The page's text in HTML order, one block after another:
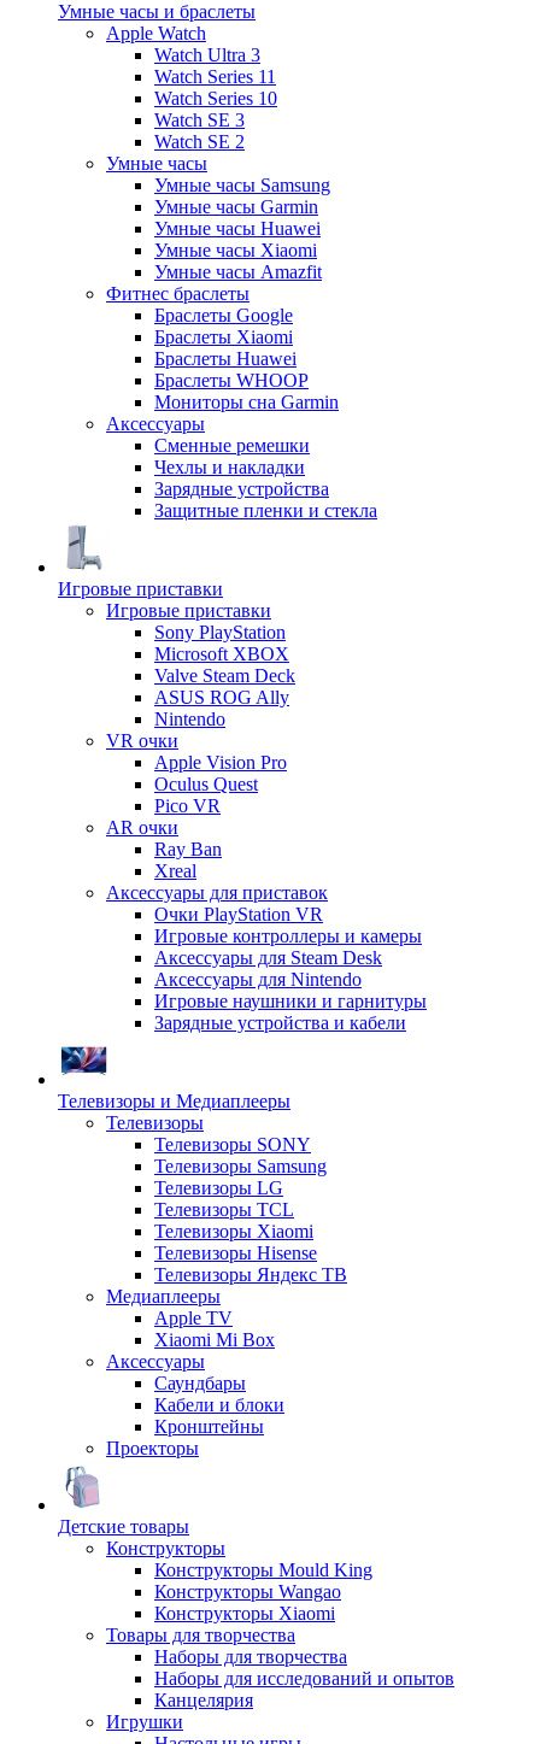
Умные часы и браслеты
Apple Watch
Watch Ultra 3
Watch Series 11
Watch Series 10
Watch SE 3
Watch SE 2
Умные часы
Умные часы Samsung
Умные часы Garmin
Умные часы Huawei
Умные часы Xiaomi
Умные часы Amazfit
Фитнес браслеты
Браслеты Google
Браслеты Xiaomi
Браслеты Huawei
Браслеты WHOOP
Мониторы сна Garmin
Аксессуары
Сменные ремешки
Чехлы и накладки
Зарядные устройства
Защитные пленки и стекла
Игровые приставки
Игровые приставки
Sony PlayStation
Microsoft XBOX
Valve Steam Deck
ASUS ROG Ally
Nintendo
VR очки
Apple Vision Pro
Oculus Quest
Pico VR
AR очки
Ray Ban
Xreal
Аксессуары для приставок
Очки PlayStation VR
Игровые контроллеры и камеры
Аксессуары для Steam Desk
Аксессуары для Nintendo
Игровые наушники и гарнитуры
Зарядные устройства и кабели
Телевизоры и Медиаплееры
Телевизоры
Телевизоры SONY
Телевизоры Samsung
Телевизоры LG
Телевизоры TCL
Телевизоры Xiaomi
Телевизоры Hisense
Телевизоры Яндекс ТВ
Медиаплееры
Apple TV
Xiaomi Mi Box
Аксессуары
Саундбары
Кабели и блоки
Кронштейны
Проекторы
Детские товары
Конструкторы
Конструкторы Mould King
Конструкторы Wangao
Конструкторы Xiaomi
Товары для творчества
Наборы для творчества
Наборы для исследований и опытов
Канцелярия
Игрушки